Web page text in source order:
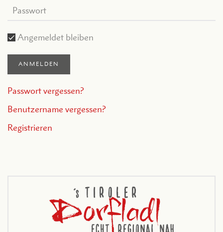
Angemeldet bleiben
ANMELDEN
Passwort vergessen?
Benutzername vergessen?
Registrieren